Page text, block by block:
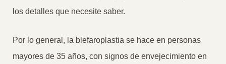
los detalles que necesite saber.
Por lo general, la blefaroplastia se hace en personas
mayores de 35 años, con signos de envejecimiento en